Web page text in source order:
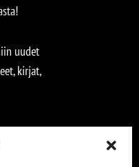
uudet
kirjat,